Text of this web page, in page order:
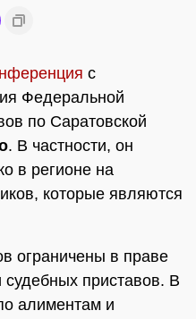
с
Федеральной
по Саратовской
. В частности, он
в регионе на
которые являются
ограничены в праве
приставов. В
алиментам и